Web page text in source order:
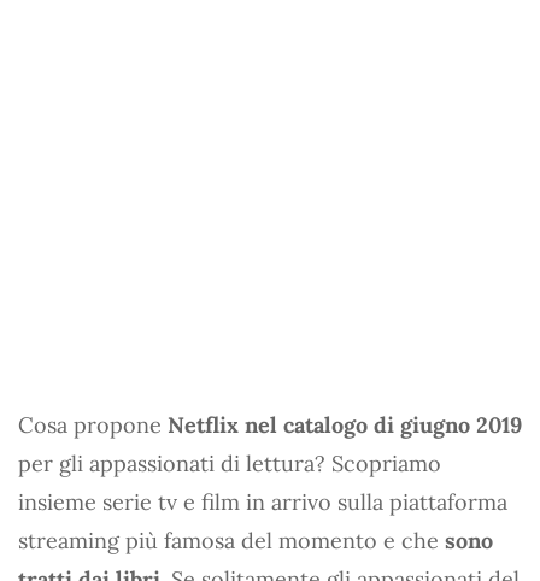
Cosa propone Netflix nel catalogo di giugno 2019
per gli appassionati di lettura? Scopriamo
insieme serie tv e film in arrivo sulla piattaforma
streaming più famosa del momento e che sono